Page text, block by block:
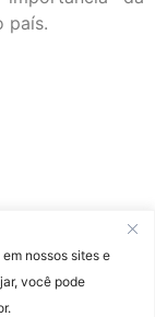
nossos sites e
você pode
país.